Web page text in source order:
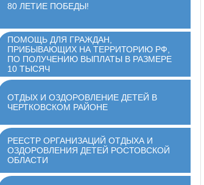
80 ЛЕТИЕ ПОБЕДЫ!
ПОМОЩЬ ДЛЯ ГРАЖДАН,
ПРИБЫВАЮЩИХ НА ТЕРРИТОРИЮ РФ,
ПО ПОЛУЧЕНИЮ ВЫПЛАТЫ В РАЗМЕРЕ
10 ТЫСЯЧ
ОТДЫХ И ОЗДОРОВЛЕНИЕ ДЕТЕЙ В
ЧЕРТКОВСКОМ РАЙОНЕ
РЕЕСТР ОРГАНИЗАЦИЙ ОТДЫХА И
ОЗДОРОВЛЕНИЯ ДЕТЕЙ РОСТОВСКОЙ
ОБЛАСТИ